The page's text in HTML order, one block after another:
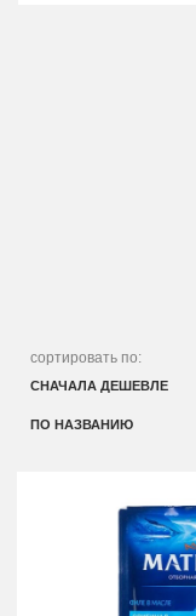
сортировать по:
СНАЧАЛА ДЕШЕВЛЕ
ПО НАЗВАНИЮ